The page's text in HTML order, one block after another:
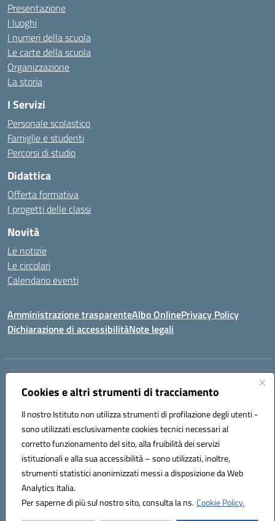
Cookies e altri strumenti di tracciamento
Il nostro Istituto non utilizza strumenti di profilazione degli utenti -
sono utilizzati esclusivamente cookies tecnici necessari al
corretto funzionamento del sito, alla fruibilità dei servizi
istituzionali e alla sua accessibilità – sono utilizzati, inoltre,
strumenti statistici anonimizzati messi a disposizione da Web
Analytics Italia.
Per saperne di più sul nostro sito, consulta la ns.Cookie Policy.
Presentazione
I luoghi
I numeri della scuola
Le carte della scuola
Organizzazione
La storia
I Servizi
Personale scolastico
Famiglie e studenti
Percorsi di studio
Didattica
Offerta formativa
I progetti delle classi
Novità
Le notizie
Le circolari
Calendario eventi
Amministrazione trasparenteAlbo OnlinePrivacy Policy
Dichiarazione di accessibilitàNote legali
Indirizzo:
Centralino:+39 071 89 52 08 Email:anic82000a@istruzione.it
Codice fiscale: 93084540421
Codice meccanografico:
ANIC82000A
Codice unico di fatturazione (CUF): UFF6L6
Hosting & Powered by 3D Solution S.r.l.
Concept & Design by Designers Italia